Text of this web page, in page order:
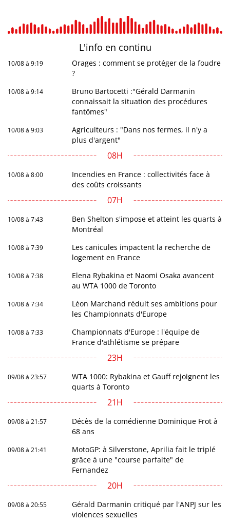
L'info en continu
10/08 à 9:19
Orages : comment se protéger de la foudre
?
10/08 à 9:14
Bruno Bartocetti :"Gérald Darmanin
connaissait la situation des procédures
fantômes"
10/08 à 9:03
Agriculteurs : "Dans nos fermes, il n'y a
plus d'argent"
08H
10/08 à 8:00
Incendies en France : collectivités face à
des coûts croissants
07H
10/08 à 7:43
Ben Shelton s'impose et atteint les quarts à
Montréal
10/08 à 7:39
Les canicules impactent la recherche de
logement en France
10/08 à 7:38
Elena Rybakina et Naomi Osaka avancent
au WTA 1000 de Toronto
10/08 à 7:34
Léon Marchand réduit ses ambitions pour
les Championnats d'Europe
10/08 à 7:33
Championnats d'Europe : l'équipe de
France d'athlétisme se prépare
23H
09/08 à 23:57
WTA 1000: Rybakina et Gauff rejoignent les
quarts à Toronto
21H
09/08 à 21:57
Décès de la comédienne Dominique Frot à
68 ans
09/08 à 21:41
MotoGP: à Silverstone, Aprilia fait le triplé
grâce à une "course parfaite" de
Fernandez
20H
09/08 à 20:55
Gérald Darmanin critiqué par l'ANPJ sur les
violences sexuelles